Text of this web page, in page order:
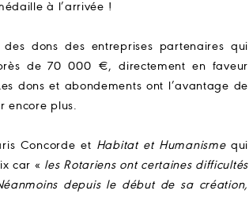
à l’arrivée !
dons des entreprises partenaires qui
de 70 000 €, directement en faveur
dons et abondements ont l’avantage de
encore plus.
Concorde et Habitat et Humanismequi
car « les Rotariens ont certaines difficultés
depuis le début de sa création,